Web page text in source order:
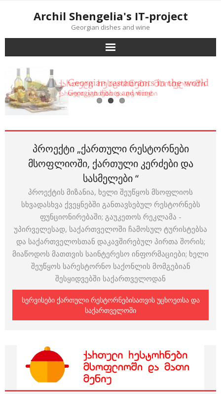
Archil Shengelia's IT-project
Georgian dishes and wine
პროექტი „ქართული რესტორნები
მსოფლიოში, ქართული კერძები და
სასმელები “
პროექტის მიზანია, ხელი შეუწყოს მსოფლიოს
სხვადასხვა ქვეყნებში განთავსებულ რესტორნებს
ფუნციონირებაში; გაუკეთოს რეკლამა -
უპირველესად, საქართველოში ჩამოსულ ტურისტებსა
და საქართველოსთან დაკავშირებულ პირთა შორის;
მიაწოდოს მათთვის საინტერესო ინფორმაციები; ხელი
შეუწყოს სარესტორნო საქონლის მომგებიან
შესყიდვებში საქართველოდან
ᲡᲔᲠᲕᲘᲡᲔᲑᲘ ᲥᲐᲠᲗᲣᲚᲘ ᲠᲔᲡᲢᲝᲠᲜᲔᲑᲘᲡᲐᲗᲕᲘᲡ ᲣᲪᲮᲝᲔᲗᲡᲐ ᲓᲐ
ᲡᲐᲥᲐᲠᲗᲕᲔᲚᲝᲨᲘ